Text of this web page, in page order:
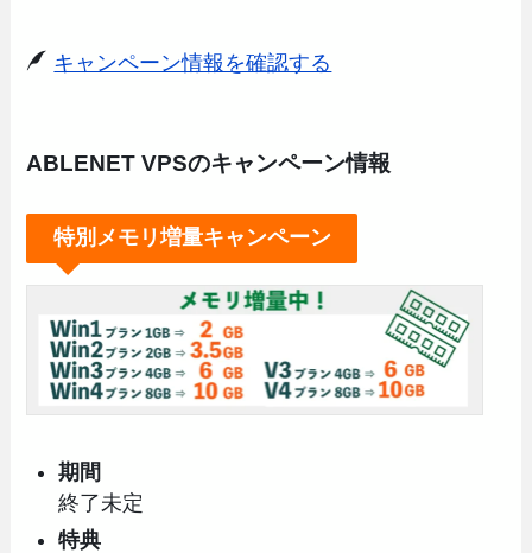
キャンペーン情報を確認する
ABLENET VPSのキャンペーン情報
特別メモリ増量キャンペーン
期間
終了未定
特典